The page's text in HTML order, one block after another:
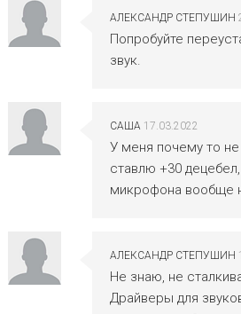
АЛЕКСАНДР СТЕПУШИН
Попробуйте
звук.
САША 17.03.2022
У меня почему то не
ставлю +30
микрофона вообще
АЛЕКСАНДР СТЕПУШИН
Не знаю, не
Драйверы для